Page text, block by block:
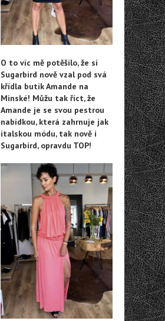
O to víc mě potěšilo, že si
Sugarbird nově vzal pod svá
křídla butik Amande na
Minské! Můžu tak říct, že
Amande je se svou pestrou
nabídkou, která zahrnuje jak
italskou módu, tak nově i
Sugarbird, opravdu TOP!